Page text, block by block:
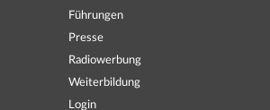
Führungen
Presse
Radiowerbung
Weiterbildung
Login